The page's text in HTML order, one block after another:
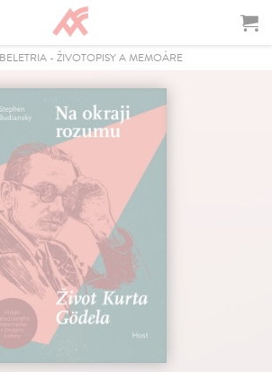
BELETRIA - ŽIVOTOPISY A MEMOÁRE